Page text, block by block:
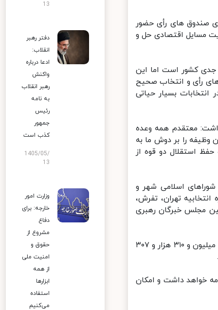
صندوق های رأی حضور
مسایل اقتصادی حل و
کشور است اما این
رأی و انتخاب صحیح
بسیار حیاتی
معتقدم همه وعده
وظیفه را بر دوش ما به
استقلال دو قوه از
اسلامی شهر و
یازدهمین دوره مجلس شورای اسلامی (۶ حوزه انتخابیه تهران، تفرش،
مجلس خبرگان رهبری
طبق اعلام ستاد انتخابات کشور شمار افراد واجد شرایط در این انتخابات ۵۹ میلیون و ۳۱۰ هزار و ۳۰۷
از ساعت ۷ روز جمعه آغاز شد و تا ساعت ۲۴ ادامه خواهد داشت و امکان
13
دفتر رهبر
انقلاب:
ادعا درباره
واکنش
رهبر انقلاب
به نامه
رئیس
جمهور
کذب است
1405/05/
13
وزارت امور
خارجه: برای
دفاع
مشروع از
حقوق و
امنیت ملی
از همه
ابزارها
استفاده
می‌کنیم